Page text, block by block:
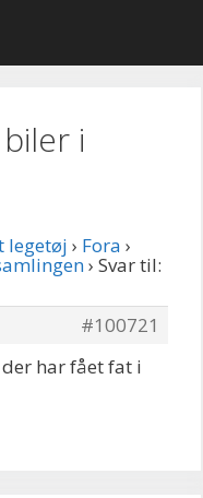
biler i
legetøj › Fora ›
› Svar til:
#100721
har fået fat i